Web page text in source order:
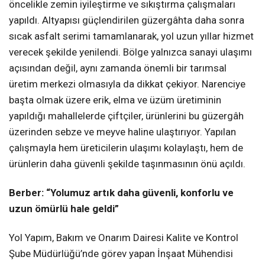
öncelikle zemin iyileştirme ve sıkıştırma çalışmaları
yapıldı. Altyapısı güçlendirilen güzergâhta daha sonra
sıcak asfalt serimi tamamlanarak, yol uzun yıllar hizmet
verecek şekilde yenilendi. Bölge yalnızca sanayi ulaşımı
açısından değil, aynı zamanda önemli bir tarımsal
üretim merkezi olmasıyla da dikkat çekiyor. Narenciye
başta olmak üzere erik, elma ve üzüm üretiminin
yapıldığı mahallelerde çiftçiler, ürünlerini bu güzergâh
üzerinden sebze ve meyve haline ulaştırıyor. Yapılan
çalışmayla hem üreticilerin ulaşımı kolaylaştı, hem de
ürünlerin daha güvenli şekilde taşınmasının önü açıldı.
Berber: “Yolumuz artık daha güvenli, konforlu ve
uzun ömürlü hale geldi”
Yol Yapım, Bakım ve Onarım Dairesi Kalite ve Kontrol
Şube Müdürlüğü’nde görev yapan İnşaat Mühendisi